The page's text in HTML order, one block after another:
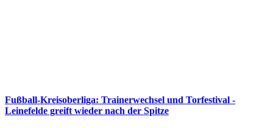
Fußball-Kreisoberliga: Trainerwechsel und Torfestival -
Leinefelde greift wieder nach der Spitze